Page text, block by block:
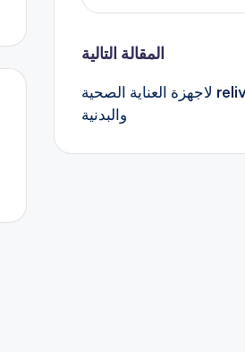
المقالة التالية
كود خصم رليف relive store لاجهزة العناية الصحية
والبدنية